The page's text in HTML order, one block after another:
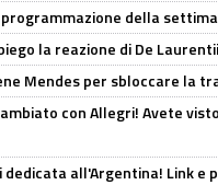
programmazione della
la reazione di De
Mendes per sbloccare la
con Allegri! Avete
dedicata all'Argentina! Link e